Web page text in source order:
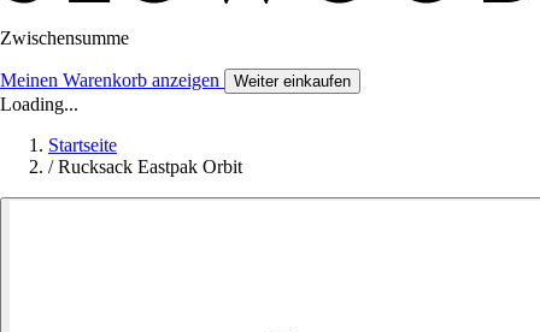
Zwischensumme
Meinen Warenkorb anzeigen Weiter einkaufen
Loading...
Startseite
/ Rucksack Eastpak Orbit